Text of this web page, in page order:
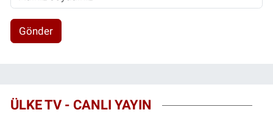
Gönder
ÜLKE TV - CANLI YAYIN